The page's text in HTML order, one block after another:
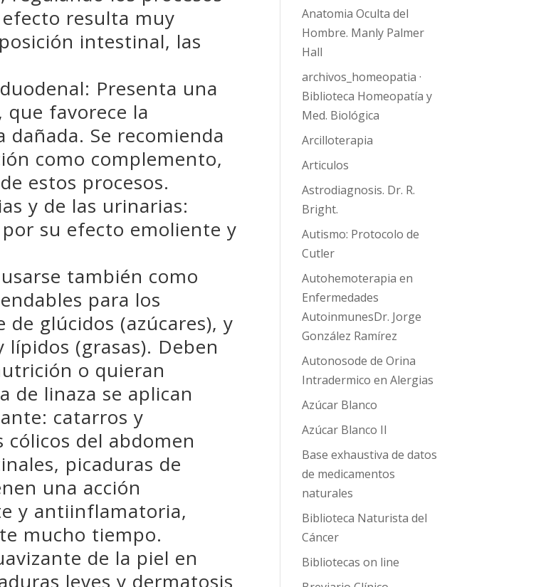
resulta muy
intestinal, las
Presenta una
favorece la
Se recomienda
como complemento,
estos procesos.
y de las urinarias:
su efecto emoliente y
también como
para los
glúcidos (azúcares), y
(grasas). Deben
o quieran
de linaza se aplican
catarros y
del abdomen
picaduras de
una acción
y antiinflamatoria,
mucho tiempo.
de la piel en
leves y dermatosis
Anatomia Oculta del
Hombre. Manly Palmer
Hall
archivos_homeopatia ·
Biblioteca Homeopatía y
Med. Biológica
Arcilloterapia
Articulos
Astrodiagnosis. Dr. R.
Bright.
Autismo: Protocolo de
Cutler
Autohemoterapia en
Enfermedades
AutoinmunesDr. Jorge
González Ramírez
Autonosode de Orina
Intradermico en Alergias
Azúcar Blanco
Azúcar Blanco II
Base exhaustiva de datos
de medicamentos
naturales
Biblioteca Naturista del
Cáncer
Bibliotecas on line